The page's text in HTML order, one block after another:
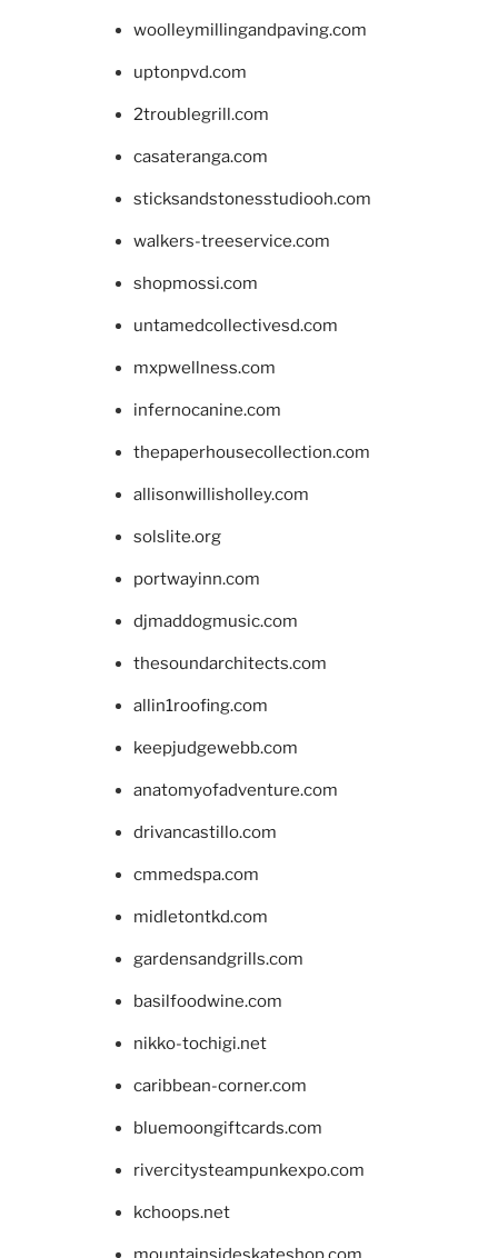
woolleymillingandpaving.com
uptonpvd.com
2troublegrill.com
casateranga.com
sticksandstonesstudiooh.com
walkers-treeservice.com
shopmossi.com
untamedcollectivesd.com
mxpwellness.com
infernocanine.com
thepaperhousecollection.com
allisonwillisholley.com
solslite.org
portwayinn.com
djmaddogmusic.com
thesoundarchitects.com
allin1roofing.com
keepjudgewebb.com
anatomyofadventure.com
drivancastillo.com
cmmedspa.com
midletontkd.com
gardensandgrills.com
basilfoodwine.com
nikko-tochigi.net
caribbean-corner.com
bluemoongiftcards.com
rivercitysteampunkexpo.com
kchoops.net